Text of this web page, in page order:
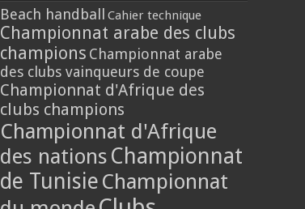
Beach handball Cahier technique
Championnat arabe des clubs
champions Championnat arabe
des clubs vainqueurs de coupe
Championnat d'Afrique des
clubs champions
Championnat d'Afrique
des nations Championnat
de Tunisie Championnat